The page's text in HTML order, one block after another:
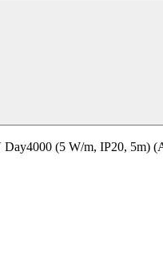
(5 W/m, IP20, 5m)